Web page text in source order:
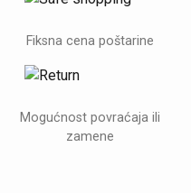
Fiksna cena poštarine
Mogućnost povraćaja ili
zamene